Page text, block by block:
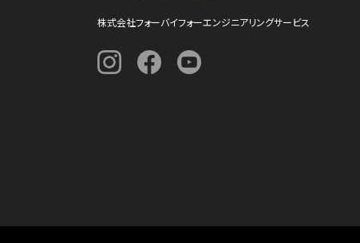
株式会社フォーバイフォーエンジニアリングサービス